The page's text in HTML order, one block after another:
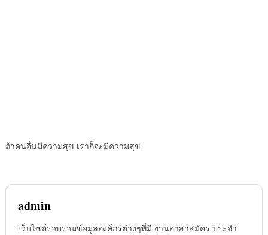
ถ้าคนอื่นมีความสุข เราก็จะมีความสุข
admin
เว็บไซต์รวบรวมข้อมูลองค์กรต่างๆที่มี งานอาสาสมัคร ประจำ